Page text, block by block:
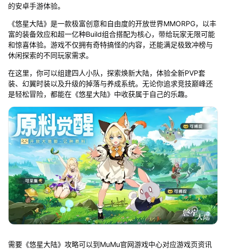
的安卓手游体验。
《悠星大陆》是一款极富创意和自由度的开放世界MMORPG，以丰
富的装备效应和超一亿种Build组合搭配为核心，带给玩家无限可能
和惊喜体验。游戏不仅拥有奇特搞怪的内容，还能满足极致冲榜与
休闲探索的不同玩家需求。
在这里，你可以组建四人小队，探索焕新大陆，体验全新PVP套
装、幻翼时装以及升级的掉落与养成系统。无论你追求竞技巅峰还
是轻松冒险，都能在《悠星大陆》中收获属于自己的乐趣。
需要《悠星大陆》攻略可以到MuMu官网游戏中心对应游戏页资讯